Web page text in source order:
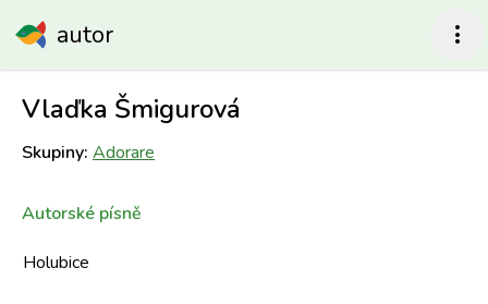
autor more_vert
Vlaďka Šmigurová
Skupiny: Adorare
Autorské písně
Holubice